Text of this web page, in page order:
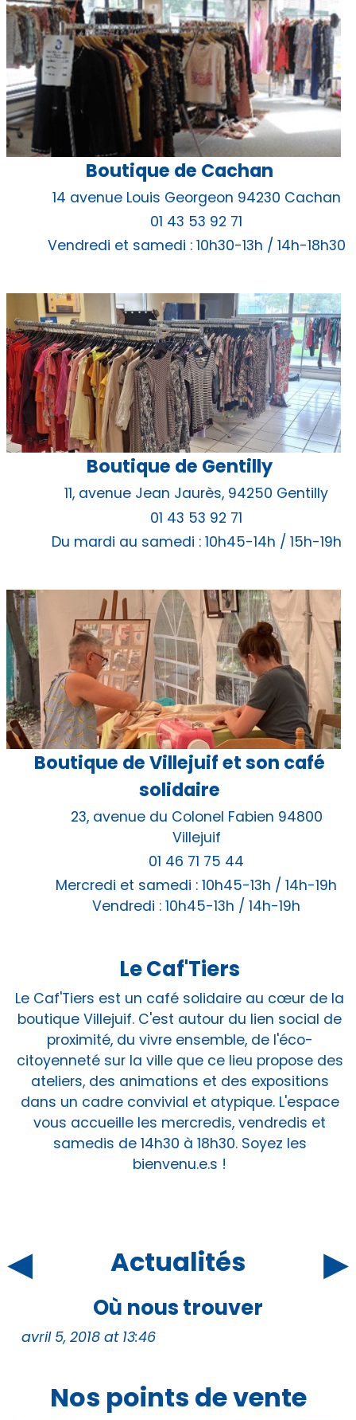
Boutique de Cachan
14 avenue Louis Georgeon 94230 Cachan
01 43 53 92 71
Vendredi et samedi : 10h30-13h / 14h-18h30
Boutique de Gentilly
11, avenue Jean Jaurès, 94250 Gentilly
01 43 53 92 71
Du mardi au samedi : 10h45-14h / 15h-19h
Boutique de Villejuif et son café
solidaire
23, avenue du Colonel Fabien 94800
Villejuif
01 46 71 75 44
Mercredi et samedi : 10h45-13h / 14h-19h
Vendredi : 10h45-13h / 14h-19h
Le Caf'Tiers
Le Caf'Tiers est un café solidaire au cœur de la
boutique Villejuif. C'est autour du lien social de
proximité, du vivre ensemble, de l'éco-
citoyenneté sur la ville que ce lieu propose des
ateliers, des animations et des expositions
dans un cadre convivial et atypique. L'espace
vous accueille les mercredis, vendredis et
samedis de 14h30 à 18h30. Soyez les
bienvenu.e.s !
Actualités
◂ ▸
Où nous trouver
avril 5, 2018 at 13:46
Nos points de vente